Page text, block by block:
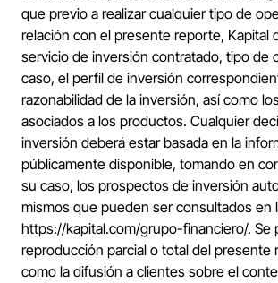
que previo a realizar cualquier tipo de
relación con el presente reporte, Kapital
servicio de inversión contratado, tipo de
caso, el perfil de inversión
razonabilidad de la inversión, así como
asociados a los productos. Cualquier
inversión deberá estar basada en la
públicamente disponible, tomando en
su caso, los prospectos de inversión
mismos que pueden ser consultados en
https://kapital.com/grupo-financiero/. Se
reproducción parcial o total del presente
como la difusión a clientes sobre el